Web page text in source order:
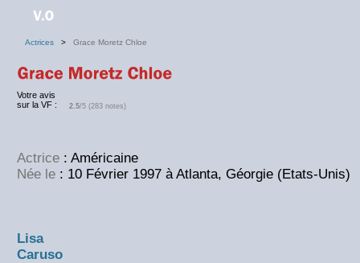
Actrices > Grace Moretz Chloe
Votre avis
sur la VF :
2.5/5 (283 notes)
Actrice : Américaine
Née le : 10 Février 1997 à Atlanta, Géorgie (Etats-Unis)
Lisa
Caruso